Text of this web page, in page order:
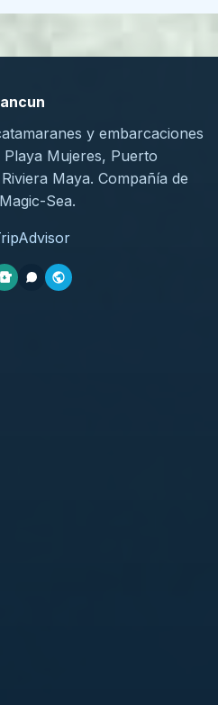
y embarcaciones
Mujeres, Puerto
Maya. Compañía de
Sea.